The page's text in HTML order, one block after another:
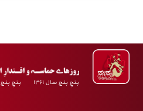
پـنجِ پنـج سـال ۱۳۶۱ پـنجِ پنـج سـال ۱۳۶۵